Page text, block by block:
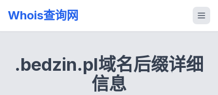
Whois查询网
.bedzin.pl域名后缀详细
信息